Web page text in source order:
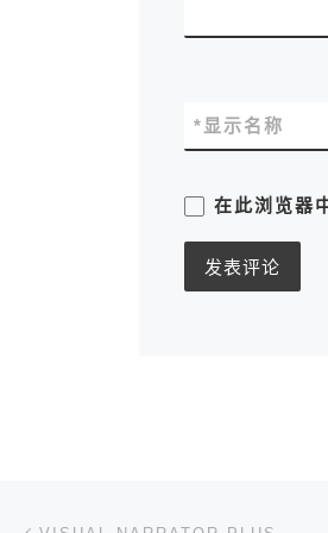
显示名称
*
在此浏览器
文章导航